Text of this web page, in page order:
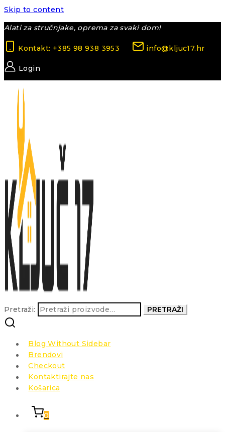
Skip to content
Alati za stručnjake, oprema za svaki dom!
Kontakt: +385 98 938 3953 info@kljuc17.hr
Login
Pretraži: PRETRAŽI
Blog Without Sidebar
Brendovi
Checkout
Kontaktirajte nas
Košarica
0